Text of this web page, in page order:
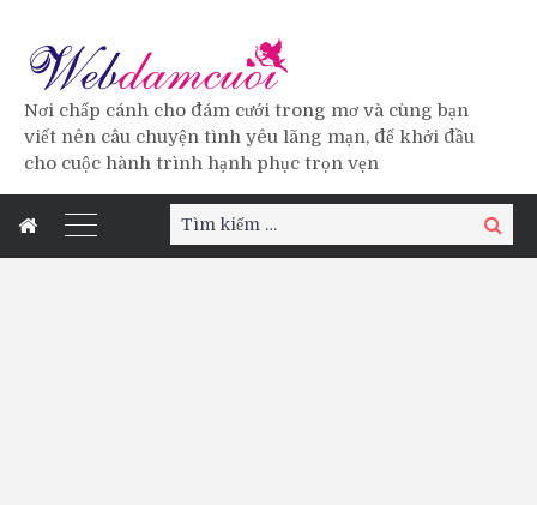
Nơi chấp cánh cho đám cưới trong mơ và cùng bạn
viết nên câu chuyện tình yêu lãng mạn, để khởi đầu
cho cuộc hành trình hạnh phục trọn vẹn
Tìm
kiếm:
Tìm
kiếm